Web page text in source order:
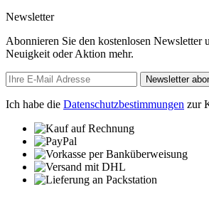
Newsletter
Abonnieren Sie den kostenlosen Newsletter
Neuigkeit oder Aktion mehr.
Newsletter
Ich habe die Datenschutzbestimmungen zur